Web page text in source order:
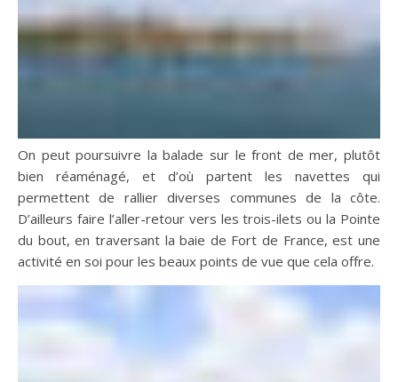
On peut poursuivre la balade sur le front de mer, plutôt
bien réaménagé, et d’où partent les navettes qui
permettent de rallier diverses communes de la côte.
D’ailleurs faire l’aller-retour vers les trois-ilets ou la Pointe
du bout, en traversant la baie de Fort de France, est une
activité en soi pour les beaux points de vue que cela offre.